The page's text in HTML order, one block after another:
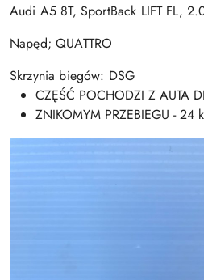
Audi A5 8T, SportBack LIFT FL,
Napęd; QUATTRO
Skrzynia biegów: DSG
CZĘŚĆ POCHODZI Z AUTA
ZNIKOMYM PRZEBIEGU - 24